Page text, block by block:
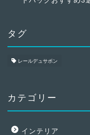
タグ
レールデュサボン
カテゴリー
インテリア